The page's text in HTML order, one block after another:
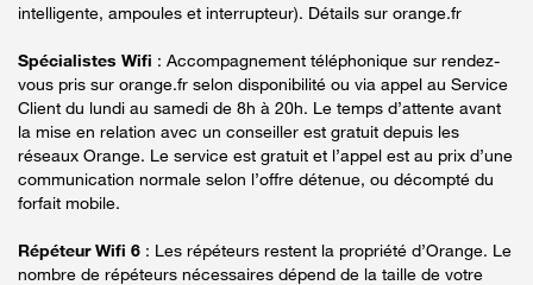
intelligente, ampoules et interrupteur). Détails sur orange.fr
Spécialistes Wifi : Accompagnement téléphonique sur rendez-
vous pris sur orange.fr selon disponibilité ou via appel au Service
Client du lundi au samedi de 8h à 20h. Le temps d’attente avant
la mise en relation avec un conseiller est gratuit depuis les
réseaux Orange. Le service est gratuit et l’appel est au prix d’une
communication normale selon l’offre détenue, ou décompté du
forfait mobile.
Répéteur Wifi 6 : Les répéteurs restent la propriété d’Orange. Le
nombre de répéteurs nécessaires dépend de la taille de votre